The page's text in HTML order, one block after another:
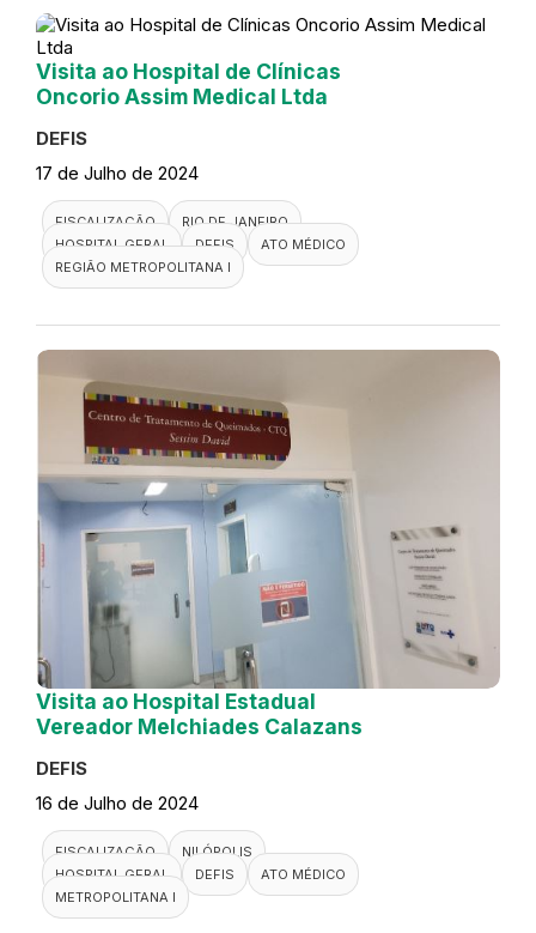
Visita ao Hospital de Clínicas
Oncorio Assim Medical Ltda
DEFIS
17 de Julho de 2024
FISCALIZAÇÃO
RIO DE JANEIRO
HOSPITAL GERAL
DEFIS
ATO MÉDICO
REGIÃO METROPOLITANA I
Visita ao Hospital Estadual
Vereador Melchiades Calazans
DEFIS
16 de Julho de 2024
FISCALIZAÇÃO
NILÓPOLIS
HOSPITAL GERAL
DEFIS
ATO MÉDICO
METROPOLITANA I